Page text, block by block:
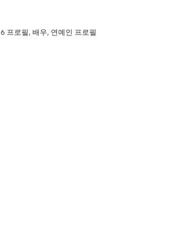
6 프로필, 배우, 연예인 프로필